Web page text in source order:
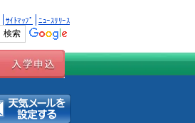
ｻｲﾄﾏｯﾌﾟ ﾆｭｰｽﾘﾘｰｽ